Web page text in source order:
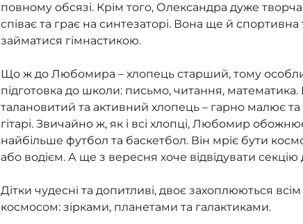
повному обсязі. Крім того, Олександра дуже
співає та грає на синтезаторі. Вона ще й спортивна
займатися гімнастикою.
Що ж до Любомира – хлопець старший, тому
підготовка до школи: письмо, читання,
талановитий та активний хлопець – гарно малює
гітарі. Звичайно ж, як і всі хлопці, Любомир
найбільше футбол та баскетбол. Він мріє бути
або водієм. А ще з вересня хоче відвідувати
Дітки чудесні та допитливі, двоє захоплюються
космосом: зірками, планетами та галактиками.